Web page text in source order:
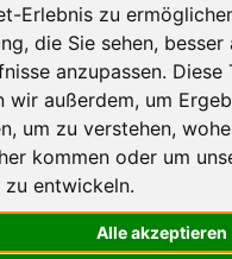
Erlebnis zu
die Sie sehen, besser
anzupassen. Diese
wir außerdem, um
um zu verstehen,
kommen oder um
entwickeln.
Alle akzeptieren
Art